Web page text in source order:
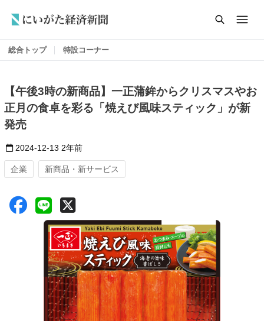
総合トップ 特設コーナー
【午後3時の新商品】一正蒲鉾からクリスマスやお
正月の食卓を彩る「焼えび風味スティック」が新
発売
2024-12-13 2年前
企業 新商品・新サービス